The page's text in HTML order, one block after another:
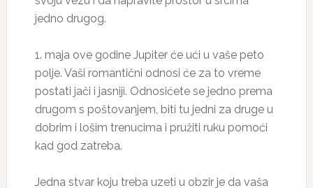
jedno drugog.
1. maja ove godine Jupiter će ući u vaše peto
polje. Vaši romantični odnosi će za to vreme
postati jači i jasniji. Odnosićete se jedno prema
drugom s poštovanjem, biti tu jedni za druge u
dobrim i lošim trenucima i pružiti ruku pomoći
kad god zatreba.
Jedna stvar koju treba uzeti u obzir je da vaša